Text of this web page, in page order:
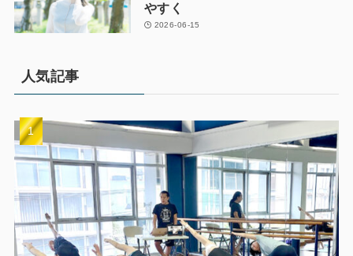
やすく
2026-06-15
人気記事